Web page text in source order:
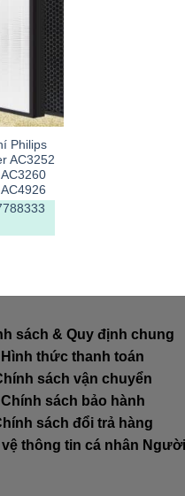
Philips
AC3252
sách & Quy định chung
Hình thức thanh toán
sách vận chuyển
Chính sách bảo hành
sách đổi trả hàng
thông tin cá nhân